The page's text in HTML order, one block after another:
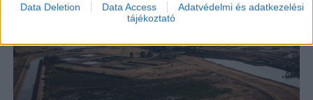
Data Deletion Data Access
Adatvédelmi és adatkezelési
tájékoztató